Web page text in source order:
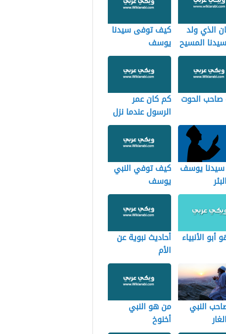
الذي ولد
المسيح
كيف توفى سيدنا
يوسف
الحوت
كم كان عمر
الرسول عندما نزل
عليه الوحي
سيدنا يوسف
كيف توفي النبي
يوسف
الأنبياء
أحاديث نبوية عن
الأم
النبي
من هو النبي
أخنوخ